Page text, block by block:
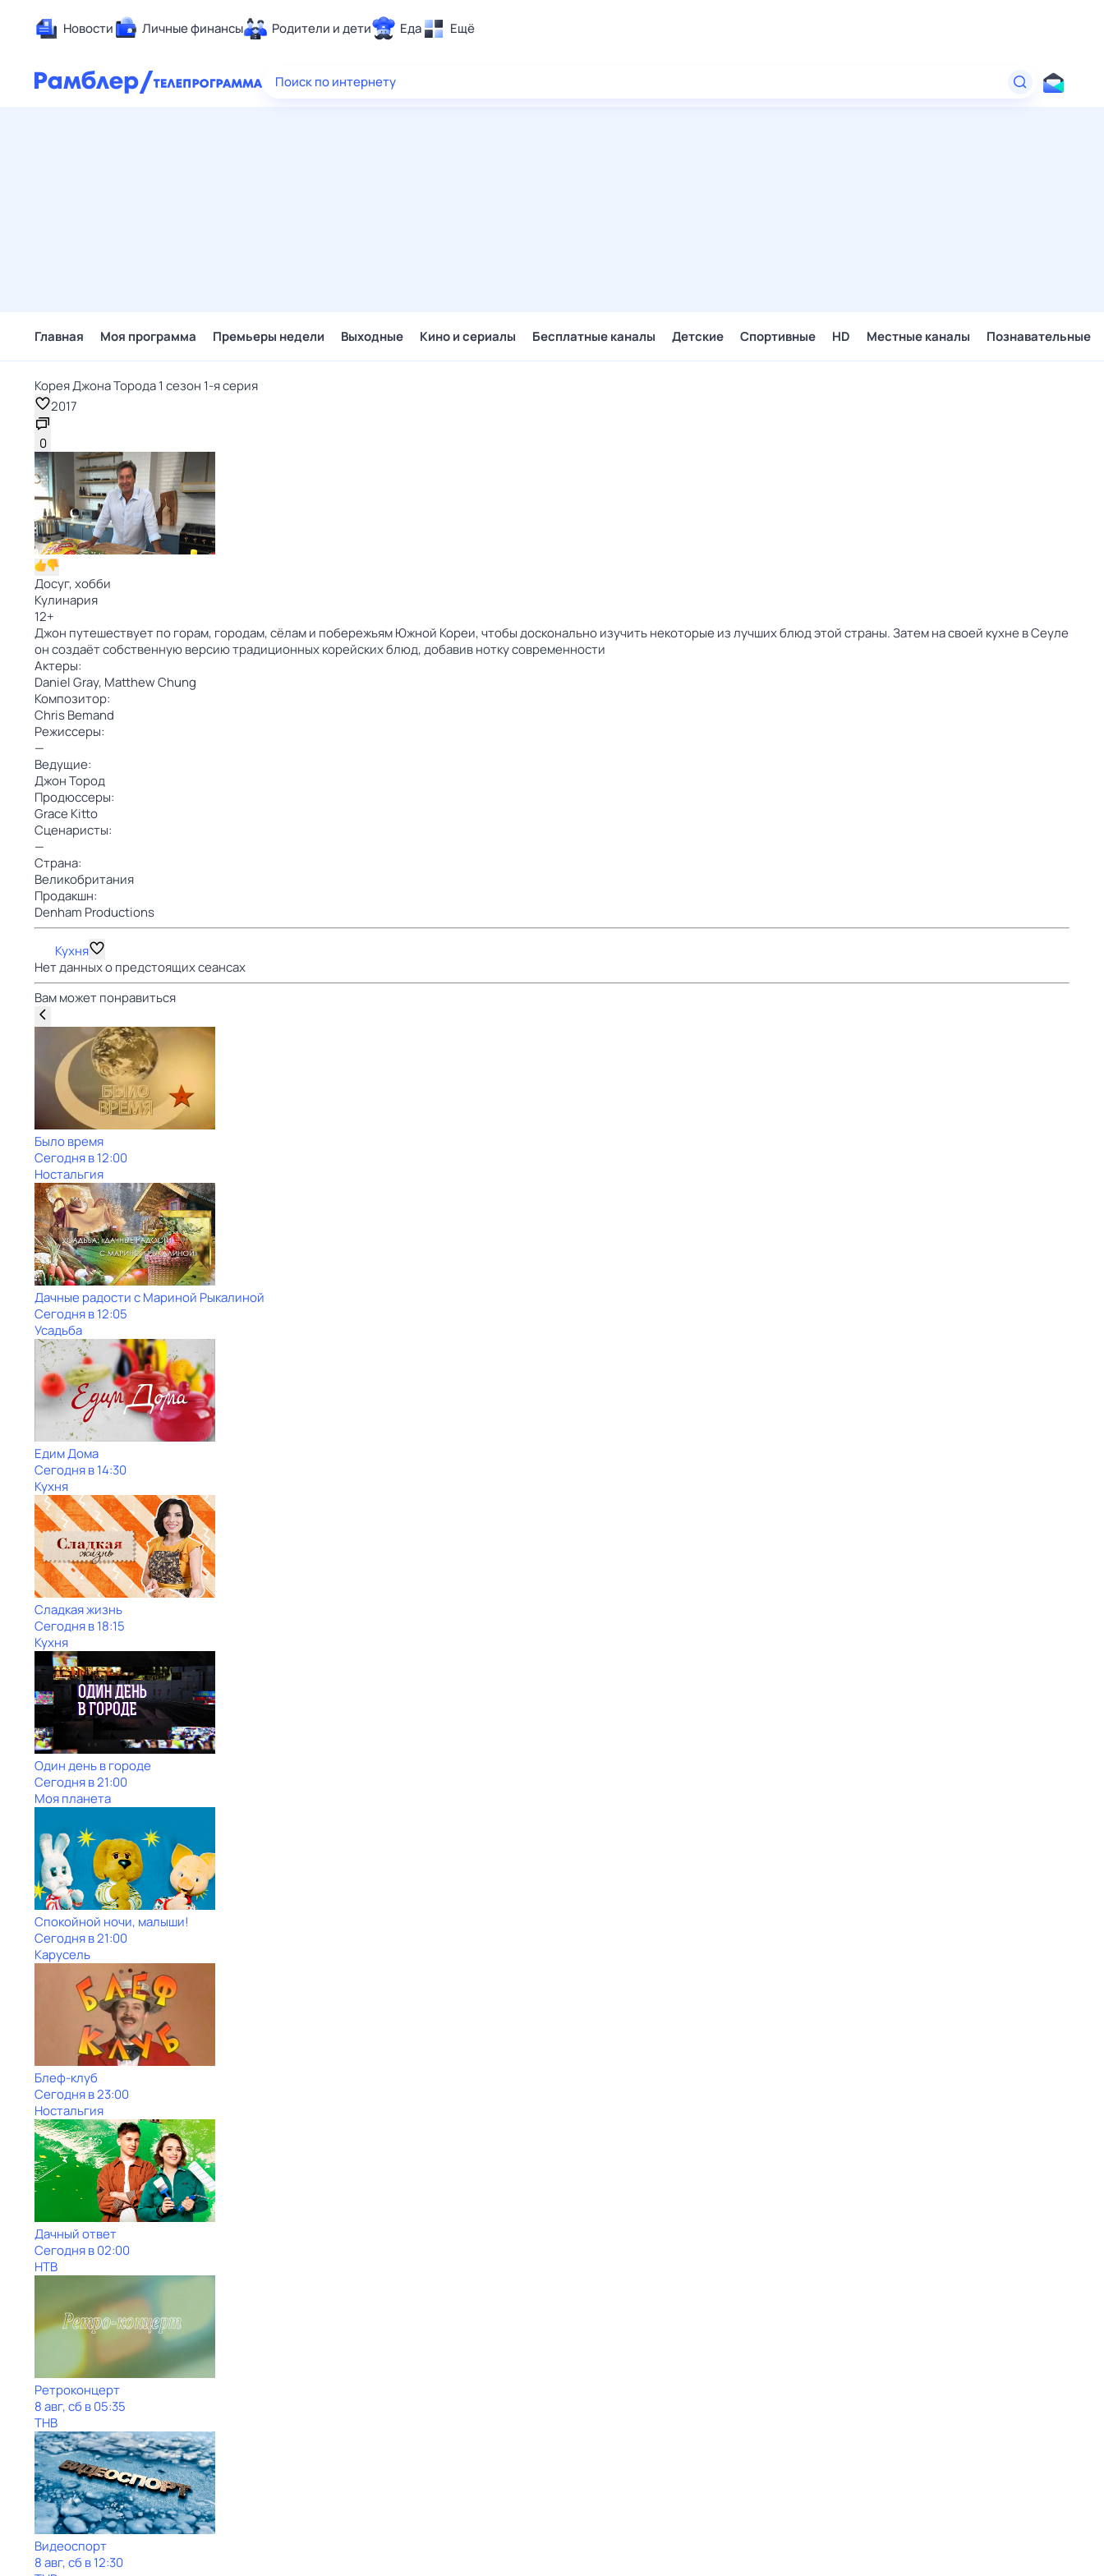
Новости Личные финансы Родители и дети Еда Ещё
Здоровье
Поиск по интернету
Главная Моя программа Премьеры недели Выходные Кино и сериалы Бесплатные каналы Детские Спортивные HD Местные каналы Познавательные
Корея Джона Торода 1 сезон 1-я серия
2017
0
Досуг, хобби
Кулинария
12+
Джон путешествует по горам, городам, сёлам и побережьям Южной Кореи, чтобы досконально изучить некоторые из лучших блюд этой страны. Затем на своей кухне в Сеуле
он создаёт собственную версию традиционных корейских блюд, добавив нотку современности
Актеры:
Daniel Gray, Matthew Chung
Композитор:
Chris Bemand
Режиссеры:
—
Ведущие:
Джон Тород
Продюссеры:
Grace Kitto
Сценаристы:
—
Страна:
Великобритания
Продакшн:
Denham Productions
Кухня
Нет данных о предстоящих сеансах
Вам может понравиться
Было время
Сегодня в 12:00
Ностальгия
Дачные радости с Мариной Рыкалиной
Сегодня в 12:05
Усадьба
Едим Дома
Сегодня в 14:30
Кухня
Сладкая жизнь
Сегодня в 18:15
Кухня
Один день в городе
Сегодня в 21:00
Моя планета
Спокойной ночи, малыши!
Сегодня в 21:00
Карусель
Блеф-клуб
Сегодня в 23:00
Ностальгия
Дачный ответ
Сегодня в 02:00
НТВ
Ретроконцерт
8 авг, сб в 05:35
ТНВ
Видеоспорт
8 авг, сб в 12:30